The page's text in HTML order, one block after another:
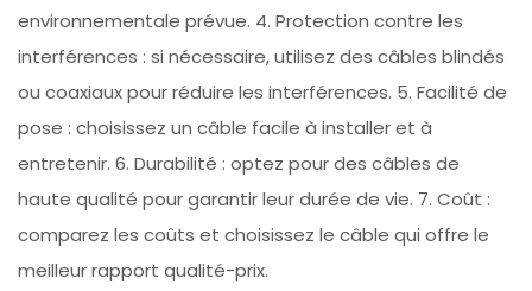
environnementale prévue. 4. Protection contre les
interférences : si nécessaire, utilisez des câbles blindés
ou coaxiaux pour réduire les interférences. 5. Facilité de
pose : choisissez un câble facile à installer et à
entretenir. 6. Durabilité : optez pour des câbles de
haute qualité pour garantir leur durée de vie. 7. Coût :
comparez les coûts et choisissez le câble qui offre le
meilleur rapport qualité-prix.